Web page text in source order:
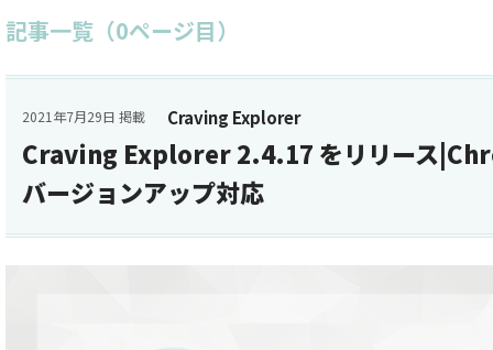
記事一覧（0ページ目）
Craving Explorer
2021年7月29日 掲載
Craving Explorer 2.4.17 をリリース
バージョンアップ対応